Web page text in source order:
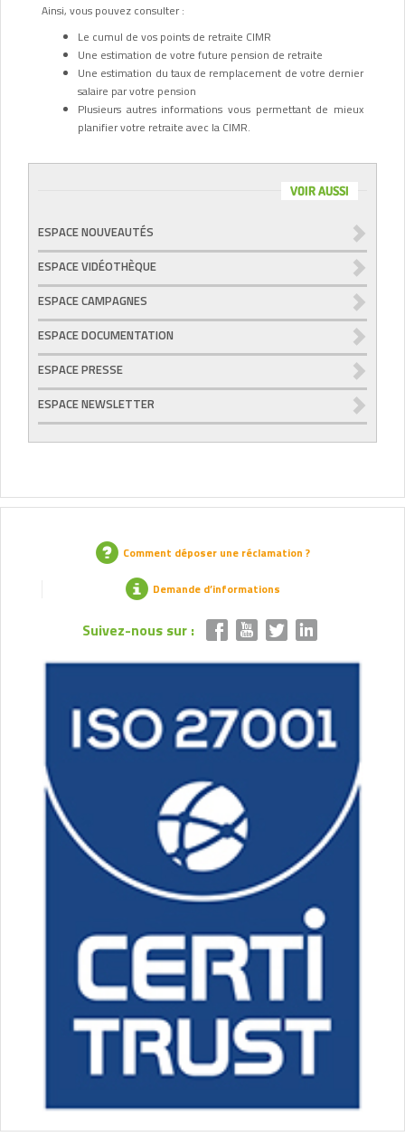
Ainsi, vous pouvez consulter :
Le cumul de vos points de retraite CIMR
Une estimation de votre future pension de retraite
Une estimation du taux de remplacement de votre dernier
salaire par votre pension
Plusieurs autres informations vous permettant de mieux
planifier votre retraite avec la CIMR.
VOIR AUSSI
ESPACE NOUVEAUTÉS
ESPACE VIDÉOTHÈQUE
ESPACE CAMPAGNES
ESPACE DOCUMENTATION
ESPACE PRESSE
ESPACE NEWSLETTER
Comment déposer une réclamation ?
Demande d’informations
Suivez-nous sur :